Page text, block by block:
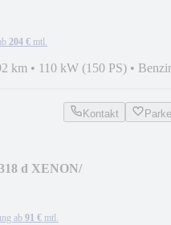
204 € mtl.
km • 110 kW (150 PS) •
Kontakt
d XENON/
ab 91 € mtl.